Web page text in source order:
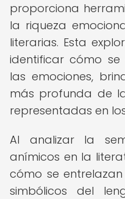
proporciona
la riqueza
literarias. Esta
identificar cómo se
las emociones,
más profunda de
representadas en
Al analizar la
anímicos en la
cómo se
simbólicos del